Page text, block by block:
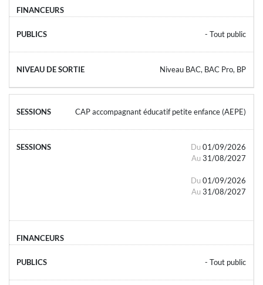
- Tout public
Niveau BAC, BAC Pro, BP
CAP accompagnant éducatif petite enfance (AEPE)
Du 01/09/2026
Au 31/08/2027
Du 01/09/2026
Au 31/08/2027
- Tout public